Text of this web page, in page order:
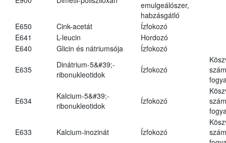
emulgeálószer,
habzásgátló
E650
Cink-acetát
Ízfokozó
E641
L-leucin
Hordozó
E640
Glicin és nátriumsója Ízfokozó
E635
Dinátrium-5&#39;-
ribonukleotidok
Ízfokozó
E634
Kalcium-5&#39;-
ribonukleotidok
Ízfokozó
E633 Kalcium-inozinát Ízfokozó